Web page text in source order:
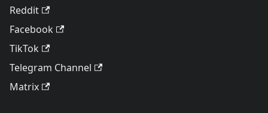
Reddit
Facebook
TikTok
Telegram Channel
Matrix